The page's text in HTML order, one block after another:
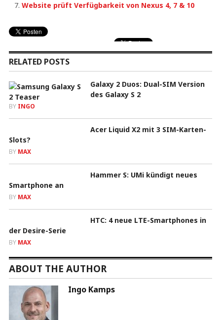
Website prüft Verfügbarkeit von Nexus 4, 7 & 10
RELATED POSTS
Galaxy 2 Duos: Dual-SIM Version
des Galaxy S 2
BY INGO
Acer Liquid X2 mit 3 SIM-Karten-
Slots?
BY MAX
Hammer S: UMi kündigt neues
Smartphone an
BY MAX
HTC: 4 neue LTE-Smartphones in
der Desire-Serie
BY MAX
ABOUT THE AUTHOR
Ingo Kamps